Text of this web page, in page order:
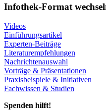
Infothek-Format
Videos
Einführungsartikel
Experten-Beiträge
Literaturempfehlungen
Nachrichtenauswahl
Vorträge & Präsentationen
Praxisbeispiele & Initiativen
Fachwissen & Studien
Spenden hilft!